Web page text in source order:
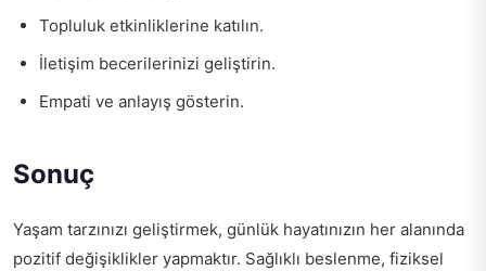
Topluluk etkinliklerine katılın.
İletişim becerilerinizi geliştirin.
Empati ve anlayış gösterin.
Sonuç
Yaşam tarzınızı geliştirmek, günlük hayatınızın her alanında
pozitif değişiklikler yapmaktır. Sağlıklı beslenme, fiziksel